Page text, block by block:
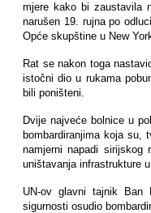
mjere kako bi zaustavila
narušen 19. rujna po
Opće skupštine u New
Rat se nakon toga
istočni dio u rukama
bili poništeni.
Dvije najveće bolnice u
bombardiranjima koja su,
namjerni napadi sirijskog
uništavanja infrastrukture
UN-ov glavni tajnik Ban
sigurnosti osudio